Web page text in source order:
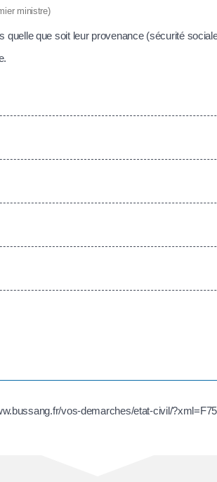
ministre)
que soit leur provenance (sécurité
vos-demarches/etat-civil/